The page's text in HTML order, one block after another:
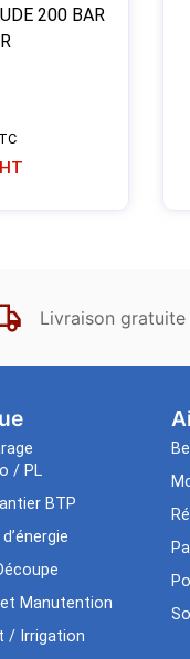
200 BAR
HT
Livraison gratuite
/ PL
BTP
Manutention
/ Irrigation